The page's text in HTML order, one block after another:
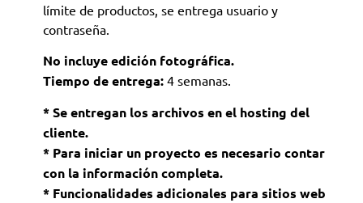
límite de productos, se entrega usuario y
contraseña.
No incluye edición fotográfica.
Tiempo de entrega:4 semanas.
* Se entregan los archivos en el hosting del
cliente.
* Para iniciar un proyecto es necesario contar
con la información completa.
* Funcionalidades adicionales para sitios web